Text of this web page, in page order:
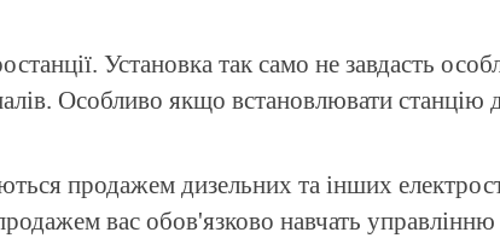
Установка так само не завдасть
Особливо якщо встановлювати станцію
продажем дизельних та інших
вас обов'язково навчать управлінню